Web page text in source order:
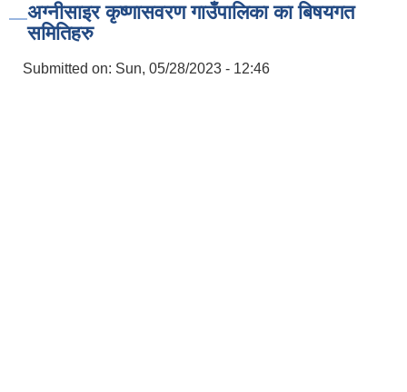
अग्नीसाइर कृष्णासवरण गाउँपालिका का बिषयगत
समितिहरु
Submitted on: Sun, 05/28/2023 - 12:46